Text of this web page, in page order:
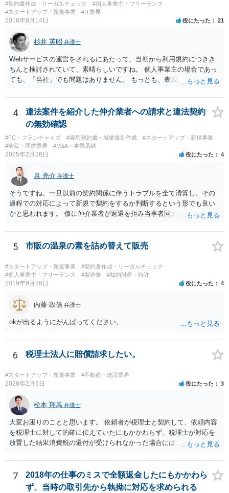
酷い品質であれば、商標権者のブランドイメージが傷ついてしまいま
すし、その証商標権者にクレームが来てしまいますので、商標権を侵
害します。その商品が流通すれば商標権（ロゴマーク等）に対する一
般消費者の信頼も害することになります。また、本来商標権者に入る
べき利益が入らないことになります。 修理だけではそのような問題は
生じません。
#契約書作成・リーガルチェック
#個人事業主・フリーランス
#スタートアップ・新規事業
#IT業界
2018年8月14日 役にたった 21
杉井 英昭 弁護士
Webサービスの運営をされるにあたって、当初から利用規約につきき
ちんと検討されていて、素晴らしいですね。 個人事業主の場合であっ
ても、「当社」でも問題はありません。 もっとも、表現に違和感があ
さんが「ABCウェブサービス」の屋号で事業を運営する際には、「当
社」の代わりに「ABCウェブサービス」とか「ABCWS」を使う等で
4
違法案件を紹介した仲介業者への請求と違法契約
の無効確認
#FC・フランチャイズ #雇用契約書・就業規則作成
#スタートアップ・新規事業
#病院・医療業界
#M&A・事業承継
2025年2月26日 役にたった 4
泉 亮介 弁護士
そうですね。一旦以前の契約関係に伴うトラブルを全て清算し、その
過程での対応によって新規で契約をするか判断するという形でも良い
かと思われます。 仮に仲介業者が返還を拒み当事者同士での解決が困
5 市販の温泉の素を詰め替えて販売
#スタートアップ・新規事業
#契約書作成・リーガルチェック
#個人事業主・フリーランス
#製造業 #知的財産・特許
2019年9月26日 役にたった 4
内藤 政信 弁護士
okが出るようにがんばってください。
6 税理士法人に賠償請求したい。
#スタートアップ・新規事業 #不動産・建設業界
2026年2月6日 役にたった 3
松本 翔馬 弁護士
大変お困りのことと思います。 依頼者が税理士と契約して、依頼内容
を税理士に対して的確に伝えていたにもかかわらず、税理士が対応を
放置した結果消費税の還付が受けられなかった場合には、賠償請求で
あるか否かという問題 ②税理士本人が税務業務をしていなかったとい
う税理士職務の妥当性の問題 ③クライアントが誤って簡易課税届出書
を提出していたところ、税理士が課税方式の確認をしなかった問題 と
7
2018年の仕事のミスで全額返金したにもかかわら
ず、当時の取引先から執拗に対応を求められる